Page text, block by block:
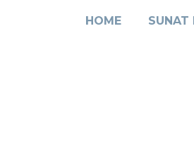
HOME SUNAT